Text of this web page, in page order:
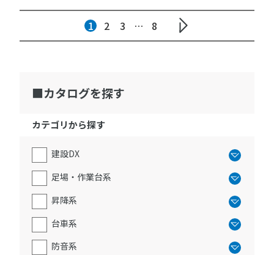
1 2 3 … 8
カタログを探す
カテゴリから探す
建設DX
足場・作業台系
昇降系
台車系
防音系